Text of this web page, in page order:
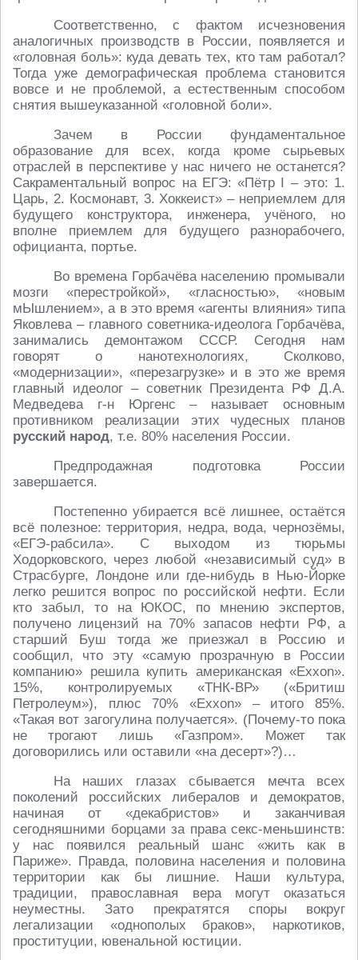
Соответственно, с фактом исчезновения
аналогичных производств в России, появляется и
«головная боль»: куда девать тех, кто там работал?
Тогда уже демографическая проблема становится
вовсе и не проблемой, а естественным способом
снятия вышеуказанной «головной боли».
Зачем в России фундаментальное
образование для всех, когда кроме сырьевых
отраслей в перспективе у нас ничего не останется?
Сакраментальный вопрос на ЕГЭ: «Пётр I – это: 1.
Царь, 2. Космонавт, 3. Хоккеист» – неприемлем для
будущего конструктора, инженера, учёного, но
вполне приемлем для будущего разнорабочего,
официанта, портье.
Во времена Горбачёва населению промывали
мозги «перестройкой», «гласностью», «новым
мЫшлением», а в это время «агенты влияния» типа
Яковлева – главного советника-идеолога Горбачёва,
занимались демонтажом СССР. Сегодня нам
говорят о нанотехнологиях, Сколково,
«модернизации», «перезагрузке» и в это же время
главный идеолог – советник Президента РФ Д.А.
Медведева г-н Юргенс – называет основным
противником реализации этих чудесных планов
русский народ, т.е. 80% населения России.
Предпродажная подготовка России
завершается.
Постепенно убирается всё лишнее, остаётся
всё полезное: территория, недра, вода, чернозёмы,
«ЕГЭ-рабсила». С выходом из тюрьмы
Ходорковского, через любой «независимый суд» в
Страсбурге, Лондоне или где-нибудь в Нью-Йорке
легко решится вопрос по российской нефти. Если
кто забыл, то на ЮКОС, по мнению экспертов,
получено лицензий на 70% запасов нефти РФ, а
старший Буш тогда же приезжал в Россию и
сообщил, что эту «самую прозрачную в России
компанию» решила купить американская «Еххon».
15%, контролируемых «ТНК-ВР» («Бритиш
Петролеум»), плюс 70% «Еххon» – итого 85%.
«Такая вот загогулина получается». (Почему-то пока
не трогают лишь «Газпром». Может так
договорились или оставили «на десерт»?)…
На наших глазах сбывается мечта всех
поколений российских либералов и демократов,
начиная от «декабристов» и заканчивая
сегодняшними борцами за права секс-меньшинств:
у нас появился реальный шанс «жить как в
Париже». Правда, половина населения и половина
территории как бы лишние. Наши культура,
традиции, православная вера могут оказаться
неуместны. Зато прекратятся споры вокруг
легализации «однополых браков», наркотиков,
проституции, ювенальной юстиции.